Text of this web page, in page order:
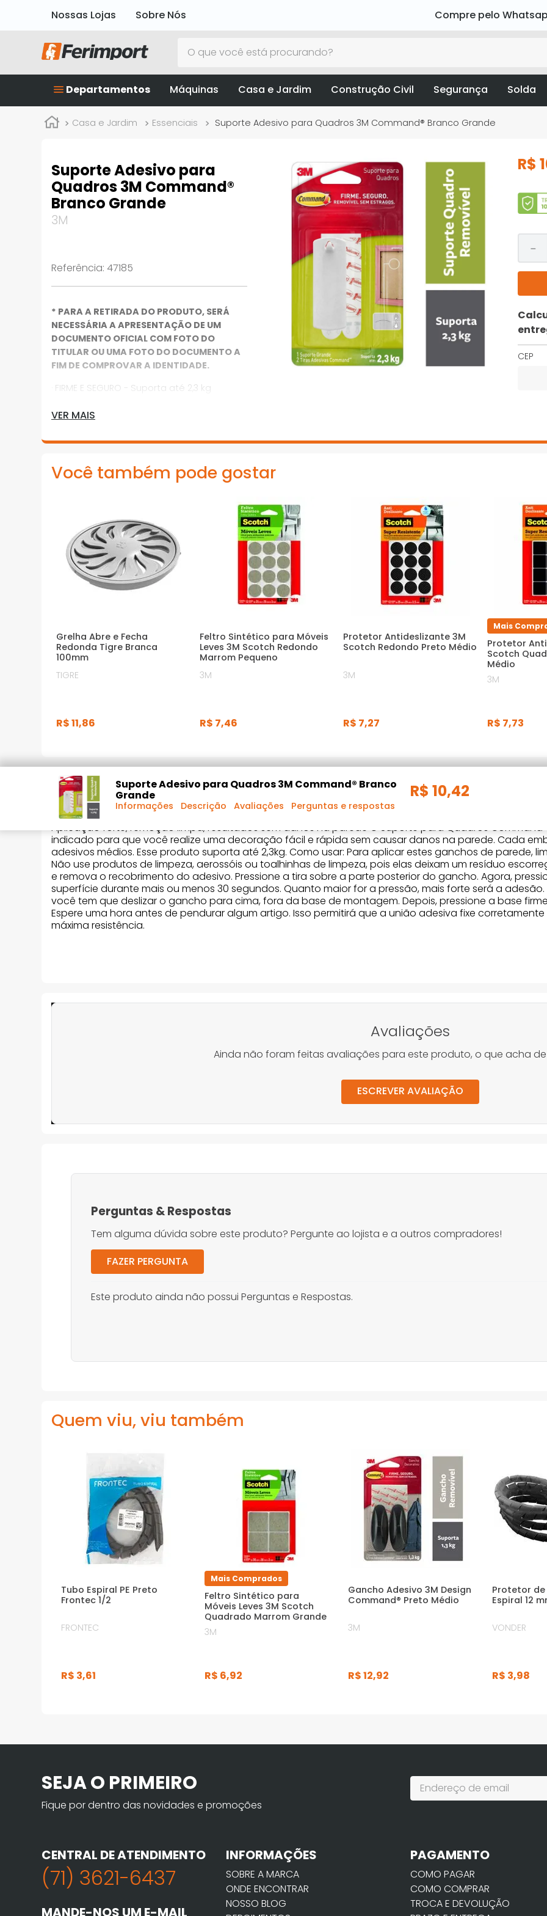
Nossas Lojas Sobre Nós Compre pelo
Departamentos Máquinas Casa e Jardim Construção Civil Segurança Solda
Casa e Jardim Essenciais Suporte Adesivo para Quadros 3M Command® Branco Grande
Suporte Adesivo para
Quadros 3M Command®
Branco Grande
3M
Referência: 47185
* PARA A RETIRADA DO PRODUTO, SERÁ
NECESSÁRIA A APRESENTAÇÃO DE UM
DOCUMENTO OFICIAL COM FOTO DO
TITULAR OU UMA FOTO DO DOCUMENTO A
FIM DE COMPROVAR A IDENTIDADE.
· FIRME E SEGURO - Suporta até 2,3 kg
· SEM FERRAMENTAS - Fácil de aplicar e
remover
· REMOVÍVEL SEM ESTRAGOS - Ao ser
a parede
*Imagens meramente ilustrativas
VER MAIS
R$
－
CEP
Você também pode gostar
Grelha Abre e Fecha
Redonda Tigre Branca
100mm
TIGRE
R$11,86
Feltro Sintético para Móveis
Leves 3M Scotch Redondo
Marrom Pequeno
3M
R$ 7,46
Protetor Antideslizante 3M
Scotch Redondo Preto Médio
3M
R$ 7,27
Mais
Protetor
Scotch
Médio
3M
R$ 7,73
Suporte Adesivo para Quadros 3M Command® Branco
Grande
Informações Descrição Avaliações Perguntas e respostas
R$ 10,42
DESCRIÇÃO DO PRODUTO
Aplicação forte, remoção limpa, resultados sem danos na parede O Suporte para Quadros
indicado para que você realize uma decoração fácil e rápida sem causar danos na parede. Cada
adesivos médios. Esse produto suporta até 2,3kg. Como usar: Para aplicar estes ganchos de parede,
Não use produtos de limpeza, aerossóis ou toalhinhas de limpeza, pois elas deixam um resíduo
e remova o recobrimento do adesivo. Pressione a tira sobre a parte posterior do gancho. Agora,
superfície durante mais ou menos 30 segundos. Quanto maior for a pressão, mais forte será a
você tem que deslizar o gancho para cima, fora da base de montagem. Depois, pressione a base
Espere uma hora antes de pendurar algum artigo. Isso permitirá que a união adesiva fixe
máxima resistência.
Avaliações
Ainda não foram feitas avaliações para este produto, o que acha
ESCREVER AVALIAÇÃO
Perguntas &Respostas
Tem alguma dúvida sobre este produto? Pergunte ao lojista e a outros compradores!
FAZER PERGUNTA
Este produto ainda não possui Perguntas e Respostas.
Quem viu, viu também
Tubo Espiral PE Preto
Frontec 1/2
FRONTEC
R$ 3,61
Mais Comprados
Feltro Sintético para
Móveis Leves 3M Scotch
Quadrado Marrom Grande
3M
R$ 6,92
Gancho Adesivo 3M Design
Command® Preto Médio
3M
R$12,92
Protetor de
Espiral 12
VONDER
R$ 3,98
SEJA O PRIMEIRO
Fique por dentro das novidades e promoções
CENTRAL DE ATENDIMENTO
(71) 3621-6437
MANDE-NOS UM E-MAIL
INFORMAÇÕES
SOBRE A MARCA
ONDE ENCONTRAR
NOSSO BLOG
PAGAMENTO
COMO PAGAR
COMO COMPRAR
TROCA E DEVOLUÇÃO